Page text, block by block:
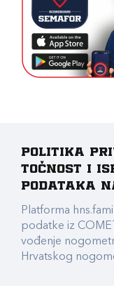
Politika
točnost i
podataka
Platforma
podatke iz
vođenje
Hrvatskog